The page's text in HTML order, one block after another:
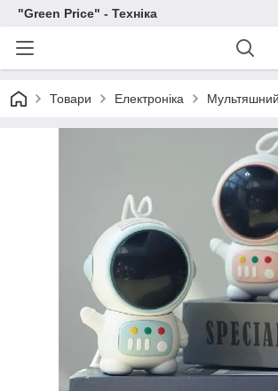
"Green Price" - Техніка
Товари Електроніка